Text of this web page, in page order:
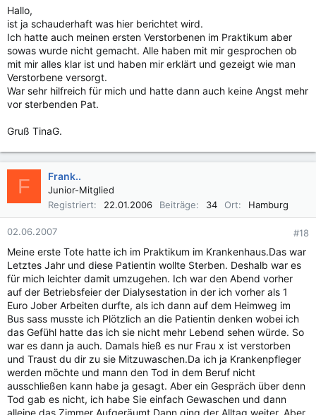
Hallo,
ist ja schauderhaft was hier berichtet wird.
Ich hatte auch meinen ersten Verstorbenen im Praktikum aber
sowas wurde nicht gemacht. Alle haben mit mir gesprochen ob
mit mir alles klar ist und haben mir erklärt und gezeigt wie man
Verstorbene versorgt.
War sehr hilfreich für mich und hatte dann auch keine Angst mehr
vor sterbenden Pat.
Gruß TinaG.
F Frank..
Junior-Mitglied
Registriert
22.01.2006 Beiträge 34 Ort Hamburg
02.06.2007 #18
Meine erste Tote hatte ich im Praktikum im Krankenhaus.Das war
Letztes Jahr und diese Patientin wollte Sterben. Deshalb war es
für mich leichter damit umzugehen. Ich war den Abend vorher
auf der Betriebsfeier der Dialysestation in der ich vorher als 1
Euro Jober Arbeiten durfte, als ich dann auf dem Heimweg im
Bus sass musste ich Plötzlich an die Patientin denken wobei ich
das Gefühl hatte das ich sie nicht mehr Lebend sehen würde. So
war es dann ja auch. Damals hieß es nur Frau x ist verstorben
und Traust du dir zu sie Mitzuwaschen.Da ich ja Krankenpfleger
werden möchte und mann den Tod in dem Beruf nicht
ausschließen kann habe ja gesagt. Aber ein Gespräch über denn
Tod gab es nicht, ich habe Sie einfach Gewaschen und dann
alleine das Zimmer Aufgeräumt.Dann ging der Alltag weiter. Aber